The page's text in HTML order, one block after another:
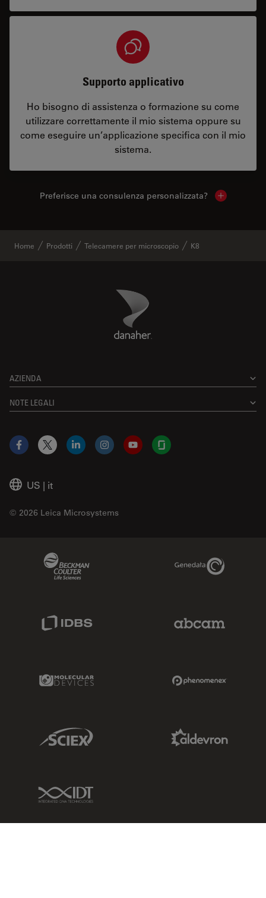
Supporto applicativo
Ho bisogno di assistenza o formazione su come
utilizzare correttamente il mio sistema oppure su
come eseguire un’applicazione specifica con il mio
sistema.
Preferisce una consulenza personalizzata? Show local
Home Prodotti Telecamere per microscopio K8
Danaher Logo
AZIENDA
NOTE LEGALI
US | it
© 2026 Leica Microsystems
Facebook
X LinkedInInstagramYouTubeGlassdoor
Genedata Link
Molecular Devices Link
Sciex Link
IDT Link